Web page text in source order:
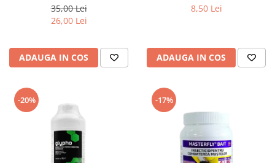
35,00 Lei
26,00 Lei
ADAUGA IN COS
8,50 Lei
ADAUGA IN COS
-20% -17%